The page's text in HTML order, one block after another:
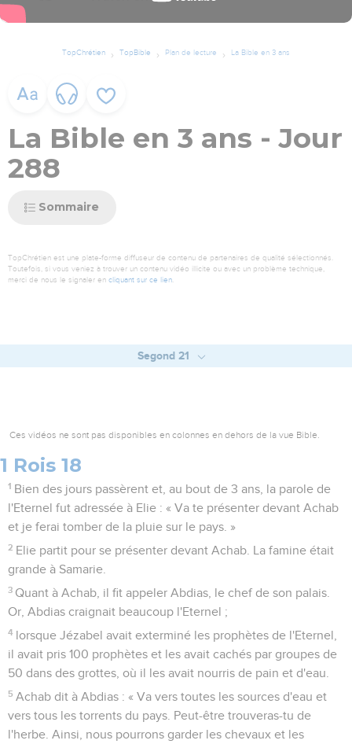
TopChrétien TopBible Plan de lecture La Bible en 3 ans
La Bible en 3 ans - Jour
288
Sommaire
TopChrétien est une plate-forme diffuseur de contenu de partenaires de qualité sélectionnés.
Toutefois, si vous veniez à trouver un contenu vidéo illicite ou avec un problème technique,
merci de nous le signaler en cliquant sur ce lien
Segond 21
Ces vidéos ne sont pas disponibles en colonnes en dehors de la vue Bible.
1 Rois 18
1 Bien des jours passèrent et, au bout de 3 ans, la parole de
l'Eternel fut adressée à Elie : « Va te présenter devant Achab
et je ferai tomber de la pluie sur le pays. »
2 Elie partit pour se présenter devant Achab. La famine était
grande à Samarie.
3 Quant à Achab, il fit appeler Abdias, le chef de son palais.
Or, Abdias craignait beaucoup l'Eternel ;
4 lorsque Jézabel avait exterminé les prophètes de l'Eternel,
il avait pris 100 prophètes et les avait cachés par groupes de
50 dans des grottes, où il les avait nourris de pain et d'eau.
5 Achab dit à Abdias : « Va vers toutes les sources d'eau et
vers tous les torrents du pays. Peut-être trouveras-tu de
l'herbe. Ainsi, nous pourrons garder les chevaux et les